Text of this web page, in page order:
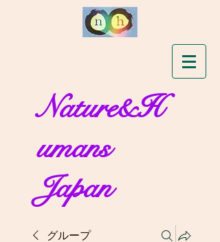
Nature&H
umans
Japan
グループ